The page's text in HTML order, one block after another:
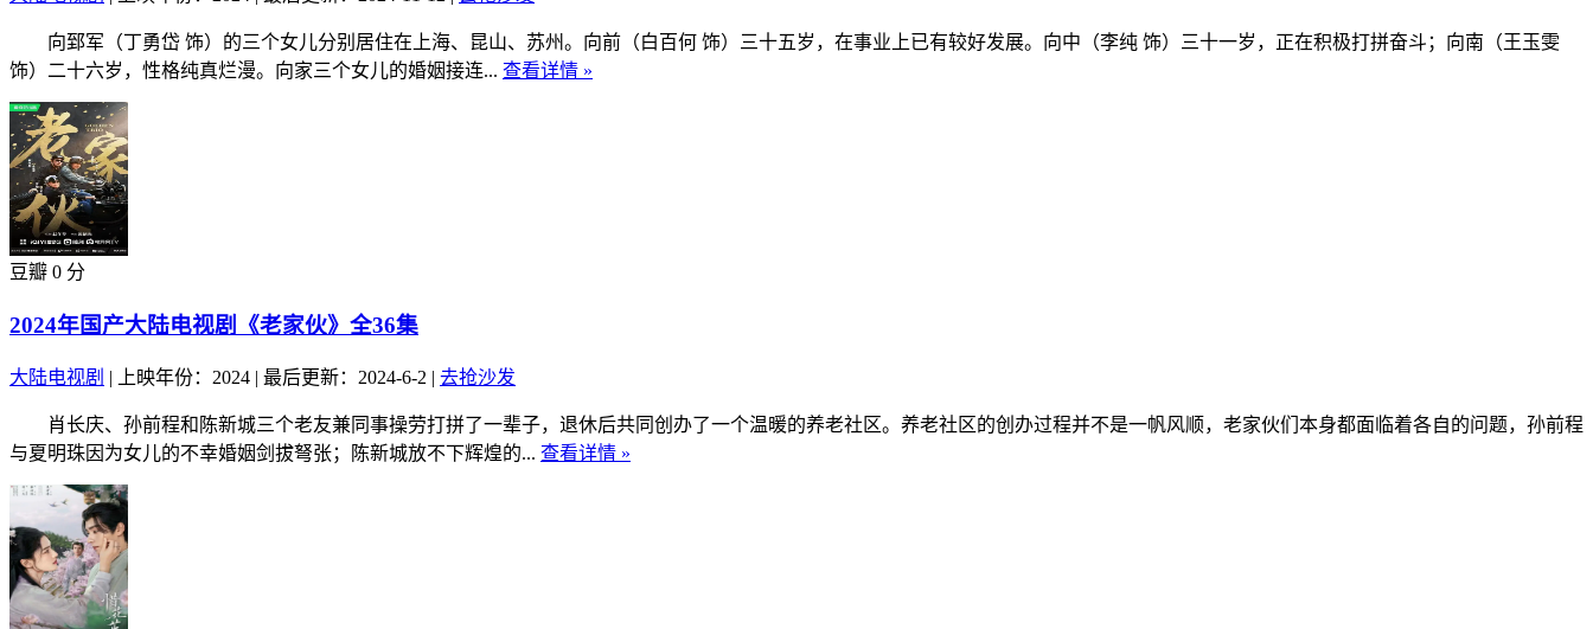
向郅军（丁勇岱 饰）的三个女儿分别居住在上海、昆山、苏州。向前（白百何 饰）三十五岁，在事业上已有较好发展。向中（李纯 饰）三十一岁，正在积极打拼奋斗；向南（王玉雯
饰）二十六岁，性格纯真烂漫。向家三个女儿的婚姻接连... 查看详情 »
豆瓣 0 分
2024年国产大陆电视剧《老家伙》全36集
大陆电视剧 | 上映年份：2024 | 最后更新：2024-6-2 | 去抢沙发
肖长庆、孙前程和陈新城三个老友兼同事操劳打拼了一辈子，退休后共同创办了一个温暖的养老社区。养老社区的创办过程并不是一帆风顺，老家伙们本身都面临着各自的问题，孙前程
与夏明珠因为女儿的不幸婚姻剑拔弩张；陈新城放不下辉煌的... 查看详情 »